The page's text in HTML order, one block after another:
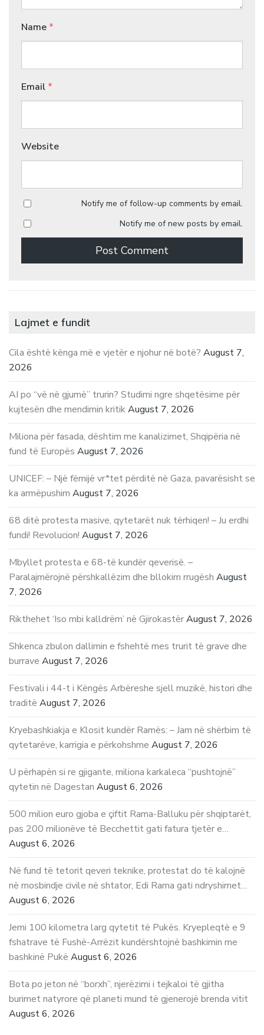
Name *
Email *
Website
Notify me of follow-up comments by email.
Notify me of new posts by email.
Lajmet e fundit
Cila është kënga më e vjetër e njohur në botë? August 7,
2026
AI po “vë në gjumë” trurin? Studimi ngre shqetësime për
kujtesën dhe mendimin kritikAugust 7, 2026
Miliona për fasada, dështim me kanalizimet, Shqipëria në
fund të Europës August 7, 2026
UNICEF: – Një fëmijë vr*tet përditë në Gaza, pavarësisht se
ka armëpushim August 7, 2026
68 ditë protesta masive, qytetarët nuk tërhiqen! – Ju erdhi
fundi! Revolucion! August 7, 2026
Mbyllet protesta e 68-të kundër qeverisë. –
Paralajmërojnë përshkallëzim dhe bllokim rrugësh August
7, 2026
Rikthehet ‘Iso mbi kalldrëm’ në GjirokastërAugust 7, 2026
Shkenca zbulon dallimin e fshehtë mes trurit të grave dhe
burrave August 7, 2026
Festivali i 44-t i Këngës Arbëreshe sjell muzikë, histori dhe
traditë August 7, 2026
Kryebashkiakja e Klosit kundër Ramës: – Jam në shërbim të
qytetarëve, karrigia e përkohshme August 7, 2026
U përhapën si re gjigante, miliona karkaleca “pushtojnë”
qytetin në Dagestan August 6, 2026
500 milion euro gjoba e çiftit Rama-Balluku për shqiptarët,
pas 200 milionëve të Becchettit gati fatura tjetër e…
August 6, 2026
Në fund të tetorit qeveri teknike, protestat do të kalojnë
në mosbindje civile në shtator, Edi Rama gati ndryshimet…
August 6, 2026
Jemi 100 kilometra larg qytetit të Pukës. Kryepleqtë e 9
fshatrave të Fushë-Arrëzit kundërshtojnë bashkimin me
bashkinë Pukë August 6, 2026
Bota po jeton në “borxh”, njerëzimi i tejkaloi të gjitha
burimet natyrore që planeti mund të gjenerojë brenda vitit
August 6, 2026